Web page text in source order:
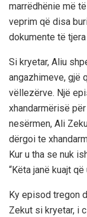
marrëdhënie më
veprim që disa
dokumente të
Si kryetar, Aliu
angazhimeve, gjë
vëllezërve. Një
xhandarmërisë
nesërmen, Ali
dërgoi te
Kur u tha se nuk
“Këta janë kuajt që
Ky episod tregon
Zekut si kryetar, i